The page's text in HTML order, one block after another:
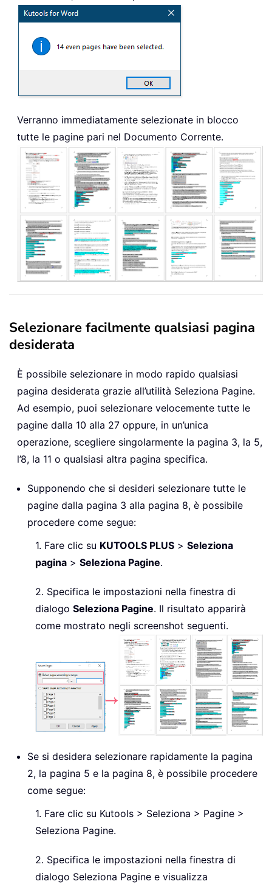
Verranno immediatamente selezionate in blocco
tutte le pagine pari nel Documento Corrente.
Selezionare facilmente qualsiasi pagina
desiderata
È possibile selezionare in modo rapido qualsiasi
pagina desiderata grazie all’utilità Seleziona Pagine.
Ad esempio, puoi selezionare velocemente tutte le
pagine dalla 10 alla 27 oppure, in un’unica
operazione, scegliere singolarmente la pagina 3, la 5,
l’8, la 11 o qualsiasi altra pagina specifica.
Supponendo che si desideri selezionare tutte le
pagine dalla pagina 3 alla pagina 8, è possibile
procedere come segue:
1. Fare clic su KUTOOLS PLUS > Seleziona
pagina > Seleziona Pagine.
2. Specifica le impostazioni nella finestra di
dialogo Seleziona Pagine. Il risultato apparirà
come mostrato negli screenshot seguenti.
Se si desidera selezionare rapidamente la pagina
2, la pagina 5 e la pagina 8, è possibile procedere
come segue:
1. Fare clic su Kutools > Seleziona > Pagine >
Seleziona Pagine.
2. Specifica le impostazioni nella finestra di
dialogo Seleziona Pagine e visualizza